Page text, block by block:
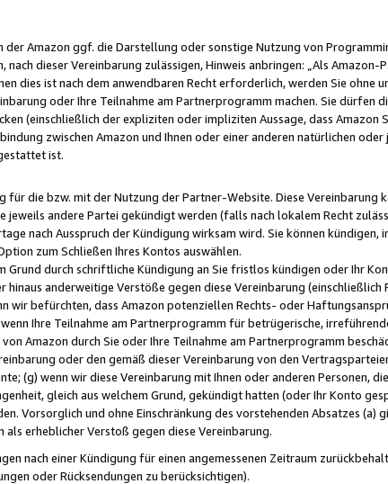
der Amazon ggf. die Darstellung oder sonstige Nutzung von
dieser Vereinbarung zulässigen, Hinweis anbringen: „Als
dies ist nach dem anwendbaren Recht erforderlich, werden Sie ohne
oder Ihre Teilnahme am Partnerprogramm machen. Sie dürfen
(einschließlich der expliziten oder impliziten Aussage, dass
zwischen Amazon und Ihnen oder einer anderen natürlichen
ist.
die bzw. mit der Nutzung der Partner-Website. Diese Vereinbarung
andere Partei gekündigt werden (falls nach lokalem Recht
nach Ausspruch der Kündigung wirksam wird. Sie können kündigen,
zum Schließen Ihres Kontos auswählen.
durch schriftliche Kündigung an Sie fristlos kündigen oder Ihr
anderweitige Verstöße gegen diese Vereinbarung
wir befürchten, dass Amazon potenziellen Rechts- oder
Ihre Teilnahme am Partnerprogramm für betrügerische,
Amazon durch Sie oder Ihre Teilnahme am Partnerprogramm
oder den gemäß dieser Vereinbarung von den
(g) wenn wir diese Vereinbarung mit Ihnen oder anderen Personen,
gleich aus welchem Grund, gekündigt hatten (oder Ihr Konto
Vorsorglich und ohne Einschränkung des vorstehenden Absatzes (a)
erheblicher Verstoß gegen diese Vereinbarung.
nach einer Kündigung für einen angemessenen Zeitraum
oder Rücksendungen zu berücksichtigen).